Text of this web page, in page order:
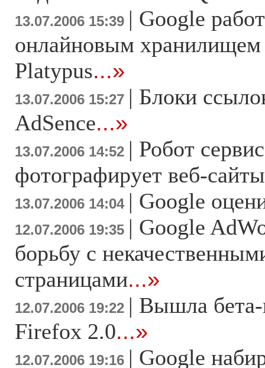
13.07.2006 15:39 | Google
онлайновым
Platypus...»
13.07.2006 15:27 | Блоки
AdSence...»
13.07.2006 14:52 | Робот
фотографирует веб-сайты
13.07.2006 14:04 | Google
12.07.2006 19:35 | Google
борьбу с
страницами...»
12.07.2006 19:22 | Вышла бета-
Firefox 2.0...»
12.07.2006 19:16 | Google